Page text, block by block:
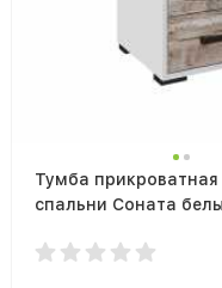
Тумба прикроватная
спальни Соната